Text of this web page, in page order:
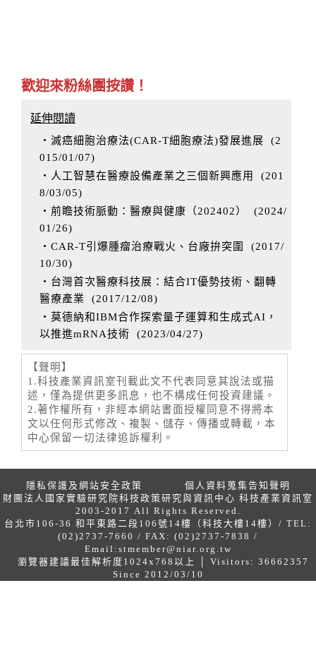
歡迎來粉絲團按讚！
延伸閱讀
‧滅癌細胞治療法(CAR-T細胞療法)發展進展 (2
015/01/07)
‧人工智慧在醫療設備產業之三個新興應用
(201
8/03/05)
‧前瞻技術脈動：醫療與健康（202402）
(2024/
01/26)
‧CAR-T引爆腫瘤治療戰火、台廠拚突圍
(2017/
10/30)
‧台灣首次醫療科技展：結合IT優勢技術、翻轉
醫療產業
(2017/12/08)
‧莫德納和IBM合作探索量子運算和生成式AI，
以推進mRNA技術 (2023/04/27)
【聲明】
1.科技產業資訊室刊載此文不代表同意其說法或描
述，僅為提供更多訊息，也不構成任何投資建議。
2.著作權所有，非經本網站書面授權同意不得將本
文以任何形式修改、複製、儲存、傳播或轉載，本
中心保留一切法律追訴權利。
隱私保護及網站安全政策
個人資料蒐集告知聲明
財團法人國家實驗研究院科技政策研究與資訊中心 科技產業資訊室
2003-2017 All Rights Reserved.
台北市106-36 和平東路二段106號14樓（科技大樓14樓）/ TEL:
(02)2737-7660 / FAX: (02)2737-7838 /
Email: stmember@niar.org.tw
瀏覽器建議最佳解析度1024x768以上 │ Visitors: 36662357
Since 2012/03/10